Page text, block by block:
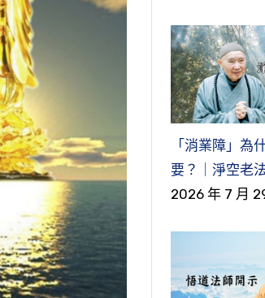
「消業障」為
要？｜淨空老
2026 年 7 月